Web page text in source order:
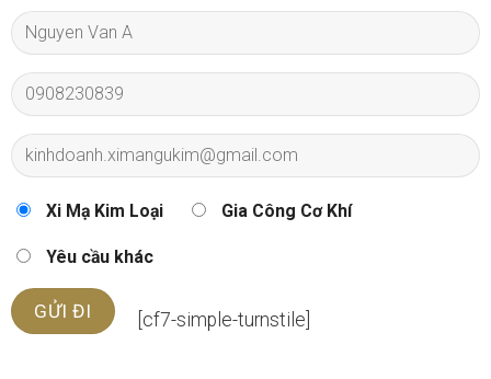
Xi Mạ Kim Loại Gia Công Cơ Khí
Yêu cầu khác
[cf7-simple-turnstile]